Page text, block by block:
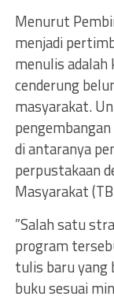
Menurut
menjadi
menulis
cenderung
masyarakat.
di antaranya
perpustakaan
Masyarakat
”Salah satu
program
tulis baru yang
buku sesuai